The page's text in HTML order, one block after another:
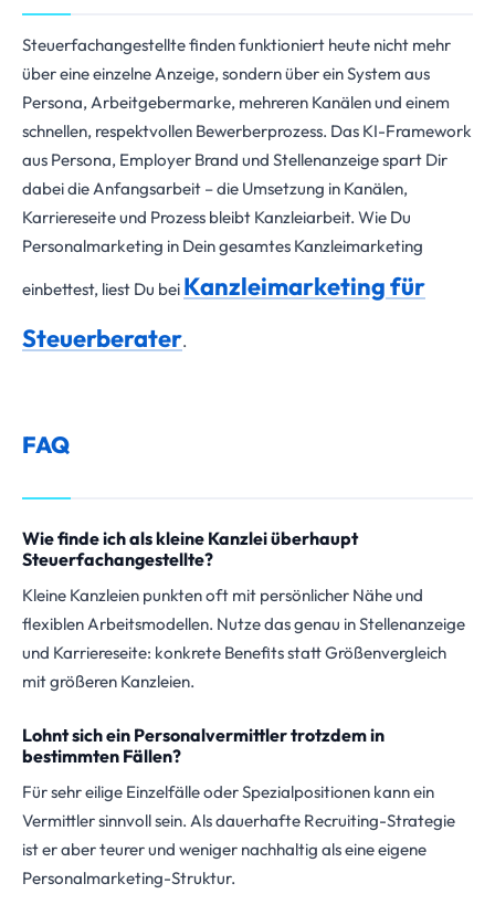
Steuerfachangestellte finden funktioniert heute nicht mehr
über eine einzelne Anzeige, sondern über ein System aus
Persona, Arbeitgebermarke, mehreren Kanälen und einem
schnellen, respektvollen Bewerberprozess. Das KI-Framework
aus Persona, Employer Brand und Stellenanzeige spart Dir
dabei die Anfangsarbeit – die Umsetzung in Kanälen,
Karriereseite und Prozess bleibt Kanzleiarbeit. Wie Du
Personalmarketing in Dein gesamtes Kanzleimarketing
einbettest, liest Du bei Kanzleimarketing für
Steuerberater.
FAQ
Wie finde ich als kleine Kanzlei überhaupt
Steuerfachangestellte?
Kleine Kanzleien punkten oft mit persönlicher Nähe und
flexiblen Arbeitsmodellen. Nutze das genau in Stellenanzeige
und Karriereseite: konkrete Benefits statt Größenvergleich
mit größeren Kanzleien.
Lohnt sich ein Personalvermittler trotzdem in
bestimmten Fällen?
Für sehr eilige Einzelfälle oder Spezialpositionen kann ein
Vermittler sinnvoll sein. Als dauerhafte Recruiting-Strategie
ist er aber teurer und weniger nachhaltig als eine eigene
Personalmarketing-Struktur.